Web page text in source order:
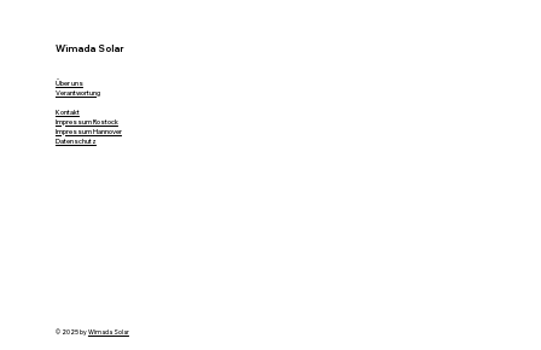
Wimada Solar
Über uns
Verantwortung
Kontakt
Impressum Rostock
Impressum Hannover
Datenschutz
© 2025 byWimada Solar